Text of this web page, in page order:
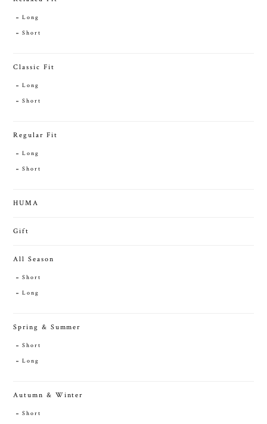
Long
Short
Classic Fit
Long
Short
Regular Fit
Long
Short
HUMA
Gift
All Season
Short
Long
Spring & Summer
Short
Long
Autumn & Winter
Short